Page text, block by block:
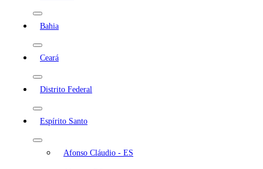
Bahia
Ceará
Distrito Federal
Espírito Santo
Afonso Cláudio - ES